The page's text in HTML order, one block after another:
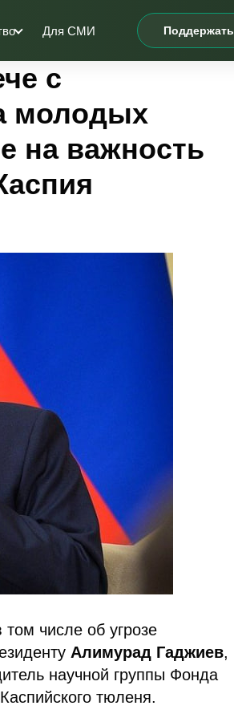
Для СМИ Поддержать
с
молодых
на важность
числе об угрозе
Алимурад Гаджиев,
научной группы Фонда
тюленя.